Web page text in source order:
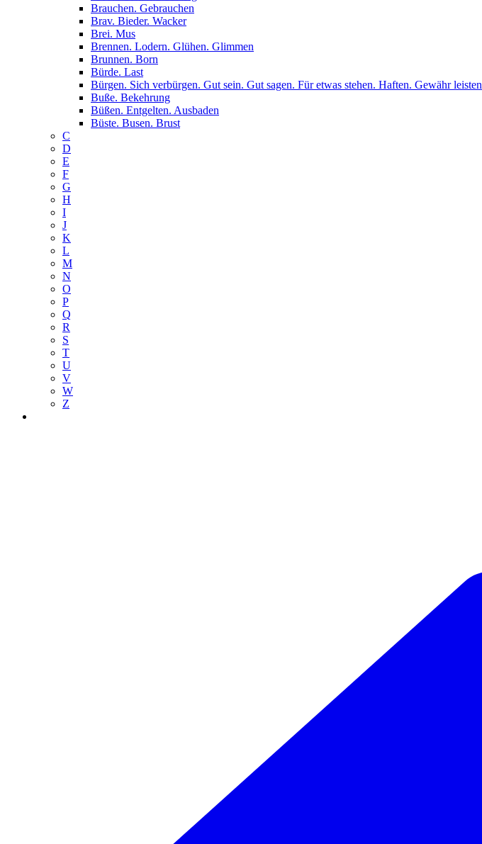
Brauchen. Gebrauchen
Brav. Bieder. Wacker
Brei. Mus
Brennen. Lodern. Glühen. Glimmen
Brunnen. Born
Bürde. Last
Bürgen. Sich verbürgen. Gut sein. Gut sagen. Für etwas stehen. Haften. Gewähr leisten
Buße. Bekehrung
Büßen. Entgelten. Ausbaden
Büste. Busen. Brust
C
D
E
F
G
H
I
J
K
L
M
N
O
P
Q
R
S
T
U
V
W
Z